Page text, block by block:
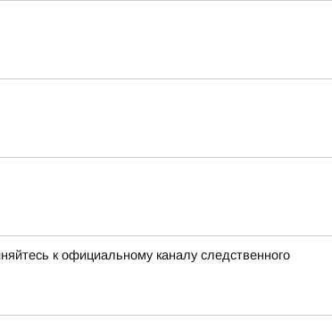
к официальному каналу следственного